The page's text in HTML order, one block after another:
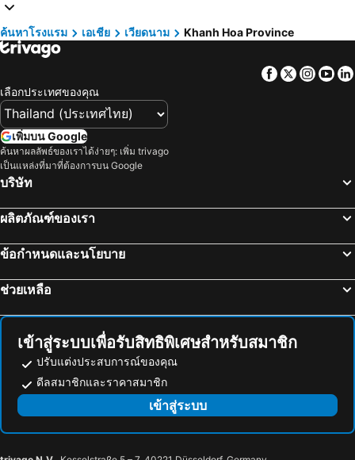
โรงแรม มัลดีฟส์
โรงแรม ภาคตะวันออกเฉียงเหนือ
โรงแรม มาเก๊า
โรงแรม บาห์เรน
โรงแรม ลาว
โรงแรม ไซปรัส
โรงแรม เกาะช้าง
ค้นหาโรงแรม เอเชีย เวียดนาม Khanh Hoa Province
Facebook
Twitter
เลือกประเทศของคุณ
เพิ่มบน Google
ค้นหาผลลัพธ์ของเราได้ง่ายๆ: เพิ่ม trivago
เป็นแหล่งที่มาที่ต้องการบน Google
บริษัท
ผลิตภัณฑ์ของเรา
ข้อกำหนดและนโยบาย
ช่วยเหลือ
เข้าสู่ระบบเพื่อรับสิทธิพิเศษสำหรับสมาชิก
ปรับแต่งประสบการณ์ของคุณ
ดีลสมาชิกและราคาสมาชิก
เข้าสู่ระบบ